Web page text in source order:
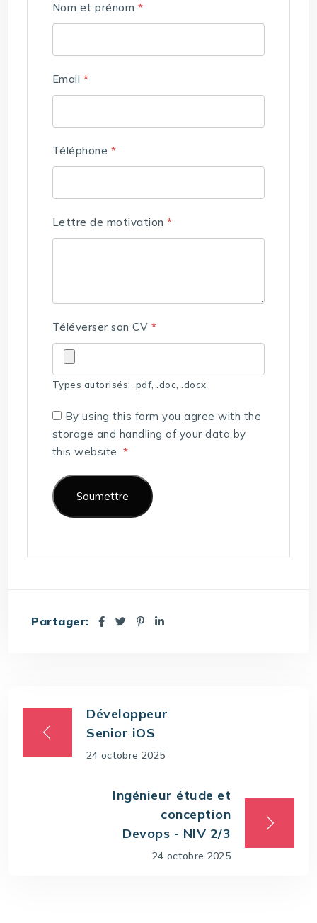
Nom et prénom *
Email *
Téléphone *
Lettre de motivation*
Téléverser son CV *
Types autorisés: .pdf, .doc, .docx
By using this form you agree with the
storage and handling of your data by
this website. *
Partager:
Développeur
Senior iOS
24 octobre 2025
Ingénieur étude et
conception
Devops - NIV 2/3
24 octobre 2025